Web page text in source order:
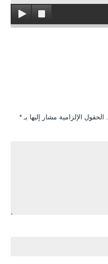
الحقول الإلزامية مشار إليها بـ *